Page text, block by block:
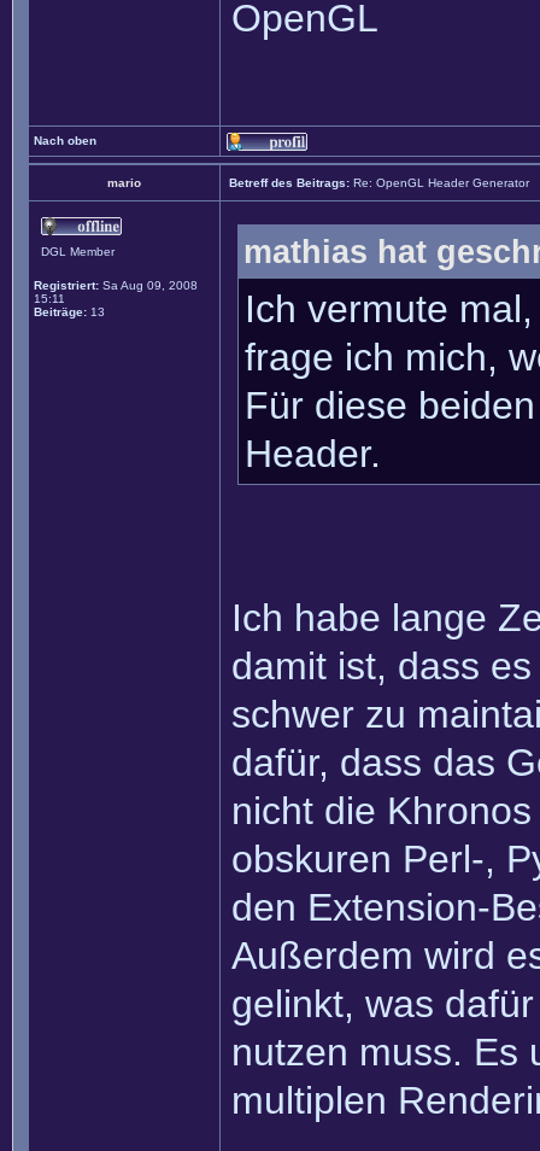
OpenGL
Nach oben
mario Betreff des Beitrags: Re: OpenGL Header Generator
DGL Member
Registriert: Sa Aug 09, 2008
15:11
Beiträge: 13
mathias hat
Ich vermute
frage ich mich,
Für diese
Header.
Ich habe lange
damit ist, dass
schwer zu
dafür, dass das
nicht die
obskuren Perl-,
den Extension-
Außerdem wird
gelinkt, was
nutzen muss. Es
multiplen